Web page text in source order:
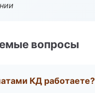
вопросы
КД работаете?